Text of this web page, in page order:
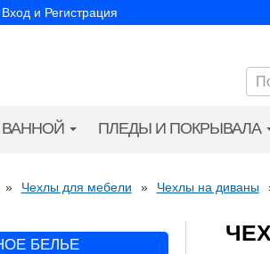
Вход и Регистрация
ВАННОЙ ПЛЕДЫ И ПОКРЫВАЛА
» Чехлы для мебели » Чехлы на диваны
БЕЛЬЕ